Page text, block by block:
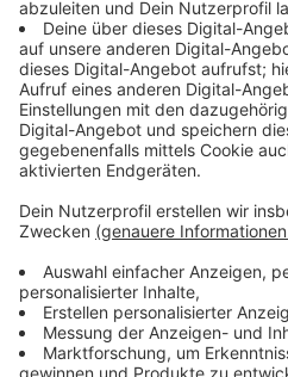
erließ das Amtsgericht
internationalen Haftbefehl
Sommer diesen Jahres sitzt
Düsseldorf. Dem Sohn wird
im April 2017 in der Wohnung
ermordet und anschließend
haben. Dort hatte ein
abgetrennten Kopf - wenige
Der Prozess gegen den Sohn
beginnen, heißt es von der
Anzeige